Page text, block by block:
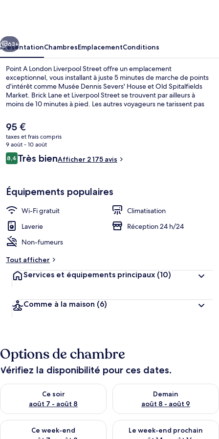
Street
Suivant
63+
PrésentationChambresEmplacementConditions
Point A London Liverpool Street offre un emplacement
exceptionnel, vous installant à juste 5 minutes de marche de points
d'intérêt comme Musée Dennis Severs' House et Old Spitalfields
Market. Brick Lane et Liverpool Street se trouvent par ailleurs à
moins de 10 minutes à pied. Les autres voyageurs ne tarissent pas
l'emplacement. L'hébergement se situe à une très courte distance à
pied des transports publics : Station de métro aérien Overground
Shoreditch High Street se trouve à 5 min et Station de métro
Liverpool Street, à 8 min.
Le
prix
actuel
est
de
95 €
taxes et frais compris
9 août - 10 août
Avis
voyageurs
8,48,4 sur 10
Très bienAfficher 2 175 avis
Équipements populaires
Wi-Fi gratuit
Climatisation
Laverie
Réception 24 h/24
Non-fumeurs
Tout afficher
Services et équipements principaux (10)
Comme à la maison (6)
Options de chambre
Vérifiez la disponibilité pour ces dates.
Ce soir
août 7 - août 8
Vérifier la disponibilité pour ce soir août 7 - août 8
Demain
août 8 - août 9
Vérifier la disponibilité pour
Ce week-end
Vérifier la disponibilité pour ce week-end août 7 - août 9
Le week-end prochain
Vérifier la disponibilité pour